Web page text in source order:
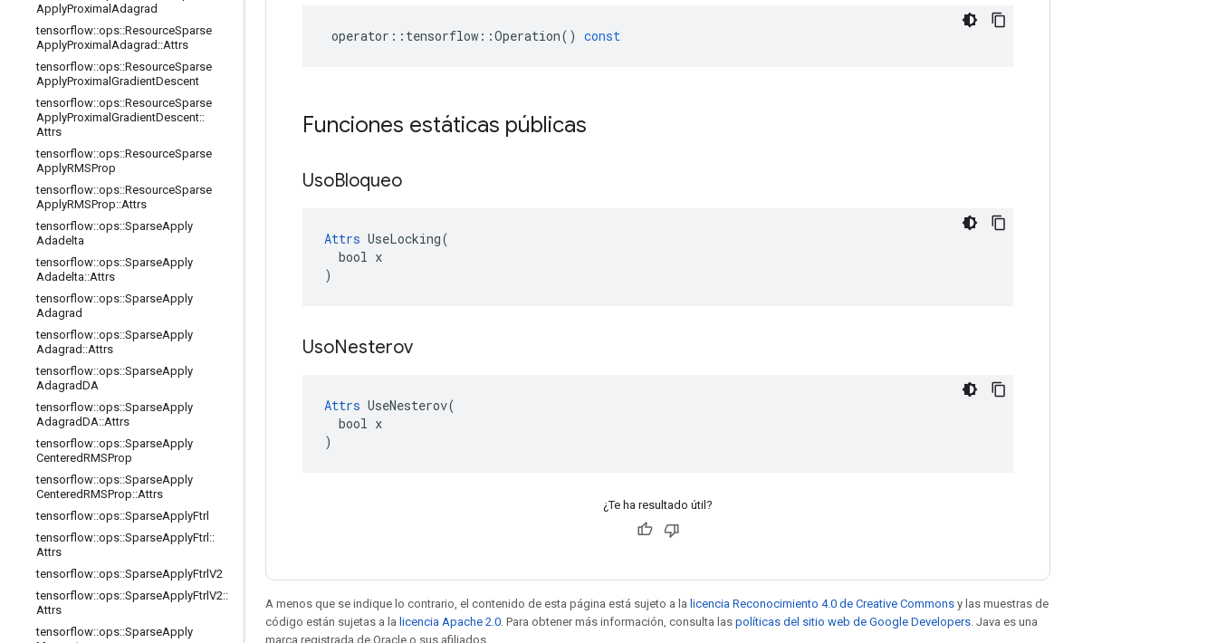
ApplyProximal Adagrad
tensorflow::ops::ResourceSparse
ApplyProximal Adagrad ::Attrs
tensorflow::ops::ResourceSparse
ApplyProximal GradientDescent
tensorflow::ops::ResourceSparse
ApplyProximal GradientDescent::
Attrs
tensorflow::ops::ResourceSparse
ApplyRMSProp
tensorflow::ops::ResourceSparse
ApplyRMSProp::Attrs
tensorflow::ops::SparseApply
Adadelta
tensorflow::ops::SparseApply
Adadelta::Attrs
tensorflow::ops::SparseApply
Adagrad
tensorflow::ops::SparseApply
Adagrad ::Attrs
tensorflow::ops::SparseApply
AdagradDA
tensorflow::ops::SparseApply
AdagradDA::Attrs
tensorflow::ops::SparseApply
CenteredRMSProp
tensorflow::ops::SparseApply
CenteredRMSProp::Attrs
tensorflow::ops::SparseApplyFtrl
tensorflow::ops::SparseApplyFtrl ::
Attrs
tensorflow::ops::SparseApplyFtrlV2
tensorflow::ops::SparseApplyFtrlV2::
Attrs
tensorflow::ops::SparseApply
operator :: tensorflow ::Operation() const
Funciones estáticas públicas
UsoBloqueo
Attrs UseLocking(
  bool x
)
UsoNesterov
Attrs UseNesterov(
  bool x
)
¿Te ha resultado útil?
A menos que se indique lo contrario, el contenido de esta página está sujeto a la licencia Reconocimiento 4.0 de Creative Commons y las muestras de
código están sujetas a la licencia Apache 2.0 . Para obtener más información, consulta las políticas del sitio web de Google Developers . Java es una
marca registrada de Oracle o sus afiliados.